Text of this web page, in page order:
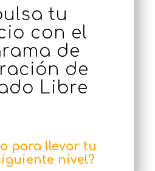
tu
con el
de
de
Libre
para llevar tu
nivel?